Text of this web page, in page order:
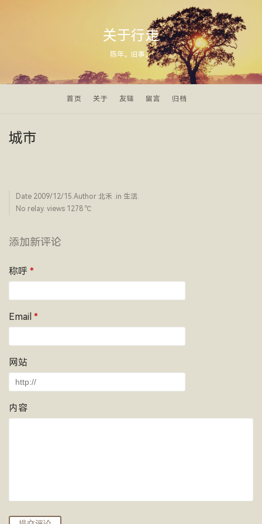
关于行走
陈年。旧事。
首页 关于 友链 留言 归档
城市
Date 2009/12/15.Author 北禾 .in 生活.
No relay. views 1278 ­℃
添加新评论
称呼 *
Email *
网站
内容